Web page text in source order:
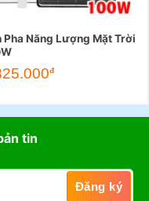
Pha Năng Lượng Mặt Trời
đ
tin